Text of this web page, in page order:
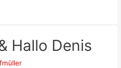
Hallo Denis